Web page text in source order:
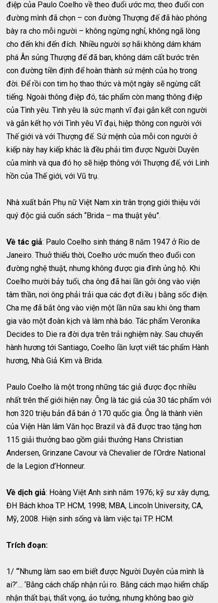
điệp của Paulo Coelho về theo đuổi ước mơ, theo đuổi con
đường mình đã chọn – con đường Thượng đế đã hào phóng
bày ra cho mỗi người – không ngừng nghỉ, không ngã lòng
cho đến khi đến đích. Nhiều người sợ hãi không dám khám
phá Ân sủng Thượng đế đã ban, không dám cất bước trên
con đường tiền định để hoàn thành sứ mệnh của họ trong
đời. Để rồi con tim họ thao thức và một ngày sẽ ngừng cất
tiếng. Ngoài thông điệp đó, tác phẩm còn mang thông điệp
của Tình yêu. Tình yêu là sức mạnh vĩ đại gắn kết con người
và gắn kết họ với Tình yêu Vĩ đại, hiệp thông con người với
Thế giới và với Thượng đế. Sứ mệnh của mỗi con người ở
kiếp này hay kiếp khác là đều phải tìm được Người Duyên
của mình và qua đó họ sẽ hiệp thông với Thượng đế, với Linh
hồn của Thế giới, với Vũ trụ.
Nhà xuất bản Phụ nữ Việt Nam xin trân trọng giới thiệu với
quý độc giả cuốn sách “Brida – ma thuật yêu”.
Về tác giả: Paulo Coelho sinh tháng 8 năm 1947 ở Rio de
Janeiro. Thuở thiếu thời, Coelho ước muốn theo đuổi con
đường nghệ thuật, nhưng không được gia đình ủng hộ. Khi
Coelho mười bảy tuổi, cha ông đã hai lần gởi ông vào viện
tâm thần, nơi ông phải trải qua các đợt đi.ều ị bằng sốc điện.
Cha mẹ đã bắt ông vào viện một lần nữa sau khi ông tham
gia vào một đoàn kịch và làm nhà báo. Tác phẩm Veronika
Decides to Die ra đời dựa trên trải nghiệm này. Sau chuyến
hành hương tới Santiago, Coelho lần lượt viết tác phẩm Hành
hương, Nhà Giả Kim và Brida.
Paulo Coelho là một trong những tác giả được đọc nhiều
nhất trên thế giới hiện nay. Ông là tác giả của 30 tác phẩm với
hơn 320 triệu bản đã bán ở 170 quốc gia. Ông là thành viên
của Viện Hàn lâm Văn học Brazil và đã được trao tặng hơn
115 giải thưởng bao gồm giải thưởng Hans Christian
Andersen, Grinzane Cavour và Chevalier de l’Ordre National
de la Legion d’Honneur.
Về dịch giả: Hoàng Việt Anh sinh năm 1976; kỹ sư xây dựng,
ĐH Bách khoa TP. HCM, 1998; MBA, Lincoln University, CA,
Mỹ, 2008. Hiện sinh sống và làm việc tại TP. HCM.
Trích đoạn:
1/ “‘Nhưng làm sao em biết được Người Duyên của mình là
ai?’… ‘Bằng cách chấp nhận rủi ro. Bằng cách mạo hiểm chấp
nhận thất bại, thất vọng, ảo tưởng, nhưng không bao giờ